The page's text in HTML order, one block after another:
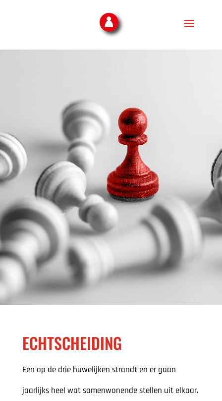
ECHTSCHEIDING
Een op de drie huwelijken strandt en er gaan
jaarlijks heel wat samenwonende stellen uit elkaar.